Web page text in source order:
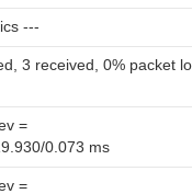
---
3 received, 0% packet
=
0.073 ms
=